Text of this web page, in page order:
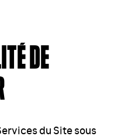
DE
du Site sous